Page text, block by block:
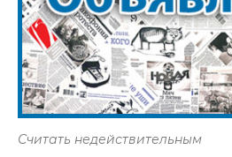
Считать недействительным